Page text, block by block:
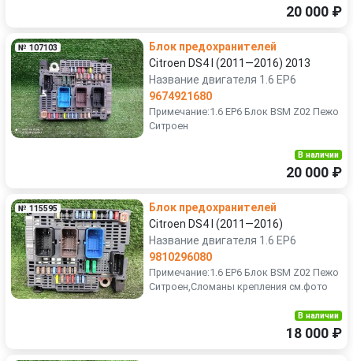
20 000 ₽
№ 107103
Блок предохранителей
Citroen DS4 I (2011—2016) 2013
Название двигателя 1.6 EP6
9674921680
Примечание:1.6 EP6 Блок BSM Z02 Пежо
Ситроен
В наличии
20 000 ₽
№ 115595
Блок предохранителей
Citroen DS4 I (2011—2016)
Название двигателя 1.6 EP6
9810296080
Примечание:1.6 EP6 Блок BSM Z02 Пежо
Ситроен,Сломаны крепления см.фото
В наличии
18 000 ₽